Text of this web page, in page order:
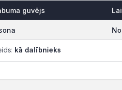
guvējs
kā dalībnieks